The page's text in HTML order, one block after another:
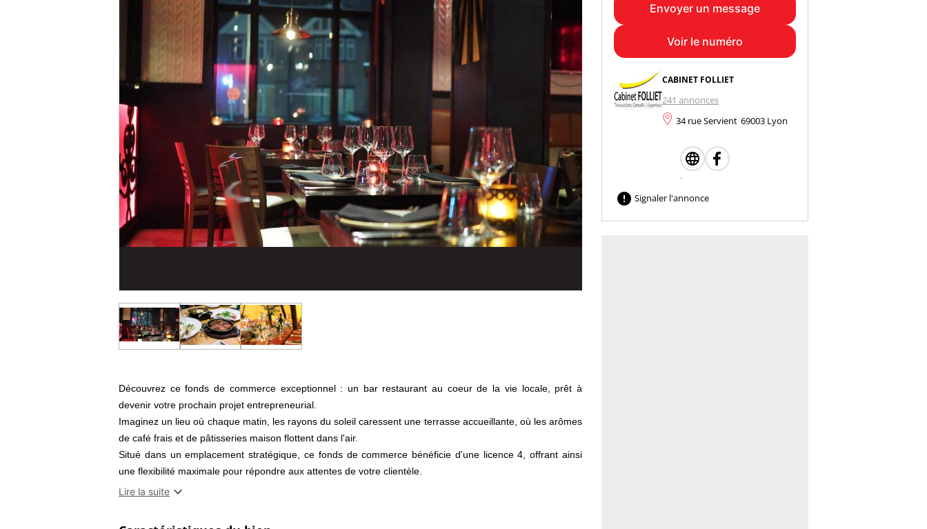
Découvrez ce fonds de commerce exceptionnel : un bar restaurant au coeur de la vie locale, prêt à
devenir votre prochain projet entrepreneurial.
Imaginez un lieu où chaque matin, les rayons du soleil caressent une terrasse accueillante, où les arômes
de café frais et de pâtisseries maison flottent dans l'air.
Situé dans un emplacement stratégique, ce fonds de commerce bénéficie d'une licence 4, offrant ainsi
une flexibilité maximale pour répondre aux attentes de votre clientèle.
Avec une capacité d'accueil de 50 places en salle et 60 places en terrasse, ce lieu est parfait pour
Lire la suite 
Envoyer un message
Voir le numéro
CABINET FOLLIET
241 annonces
34 rue Servient 69003 Lyon
 Signaler l'annonce